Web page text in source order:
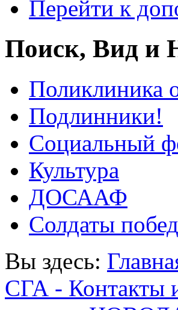
Перейти к
Поиск, Вид и
Поликлиника
Подлинники!
Социальный
Культура
ДОСААФ
Солдаты
Вы здесь:
СГА - Контакты